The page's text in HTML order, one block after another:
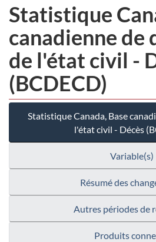
Statistique
canadienne de
de l'état civil -
(BCDECD)
Statistique Canada, Base
l'état civil - Décès
Variable(s)
Résumé des
Autres périodes de
Produits